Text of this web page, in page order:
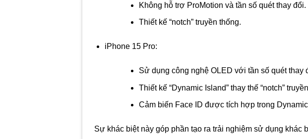
Không hỗ trợ ProMotion và tần số quét thay đổi.
Thiết kế “notch” truyền thống.
iPhone 15 Pro:
Sử dụng công nghệ OLED với tần số quét thay
Thiết kế “Dynamic Island” thay thế “notch”
Cảm biến Face ID được tích hợp trong
Sự khác biệt này góp phần tạo ra trải nghiệm sử dụng khác